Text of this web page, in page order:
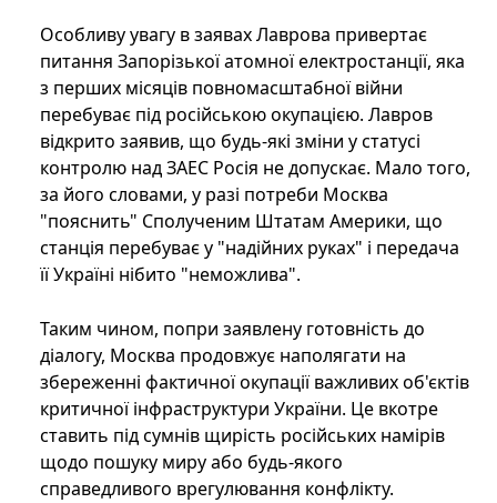
Особливу увагу в заявах Лаврова привертає
питання Запорізької атомної електростанції, яка
з перших місяців повномасштабної війни
перебуває під російською окупацією. Лавров
відкрито заявив, що будь-які зміни у статусі
контролю над ЗАЕС Росія не допускає. Мало того,
за його словами, у разі потреби Москва
"пояснить" Сполученим Штатам Америки, що
станція перебуває у "надійних руках" і передача
її Україні нібито "неможлива".
Таким чином, попри заявлену готовність до
діалогу, Москва продовжує наполягати на
збереженні фактичної окупації важливих об'єктів
критичної інфраструктури України. Це вкотре
ставить під сумнів щирість російських намірів
щодо пошуку миру або будь-якого
справедливого врегулювання конфлікту.